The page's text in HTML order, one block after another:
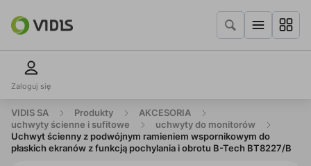
Zaloguj się
VIDIS SA Produkty
AKCESORIA
uchwyty ścienne i sufitowe
uchwyty do monitorów
Uchwyt ścienny z podwójnym ramieniem wspornikowym do
płaskich ekranów z funkcją pochylania i obrotu B-Tech BT8227/B